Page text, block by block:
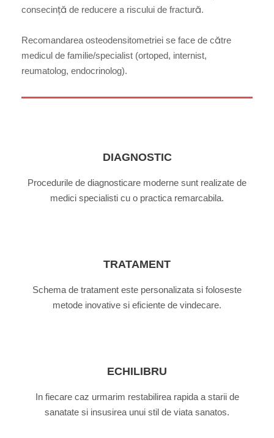
consecință de reducere a riscului de fractură.
Recomandarea osteodensitometriei se face de către
medicul de familie/specialist (ortoped, internist,
reumatolog, endocrinolog).
DIAGNOSTIC
Procedurile de diagnosticare moderne sunt realizate de
medici specialisti cu o practica remarcabila.
TRATAMENT
Schema de tratament este personalizata si foloseste
metode inovative si eficiente de vindecare.
ECHILIBRU
In fiecare caz urmarim restabilirea rapida a starii de
sanatate si insusirea unui stil de viata sanatos.